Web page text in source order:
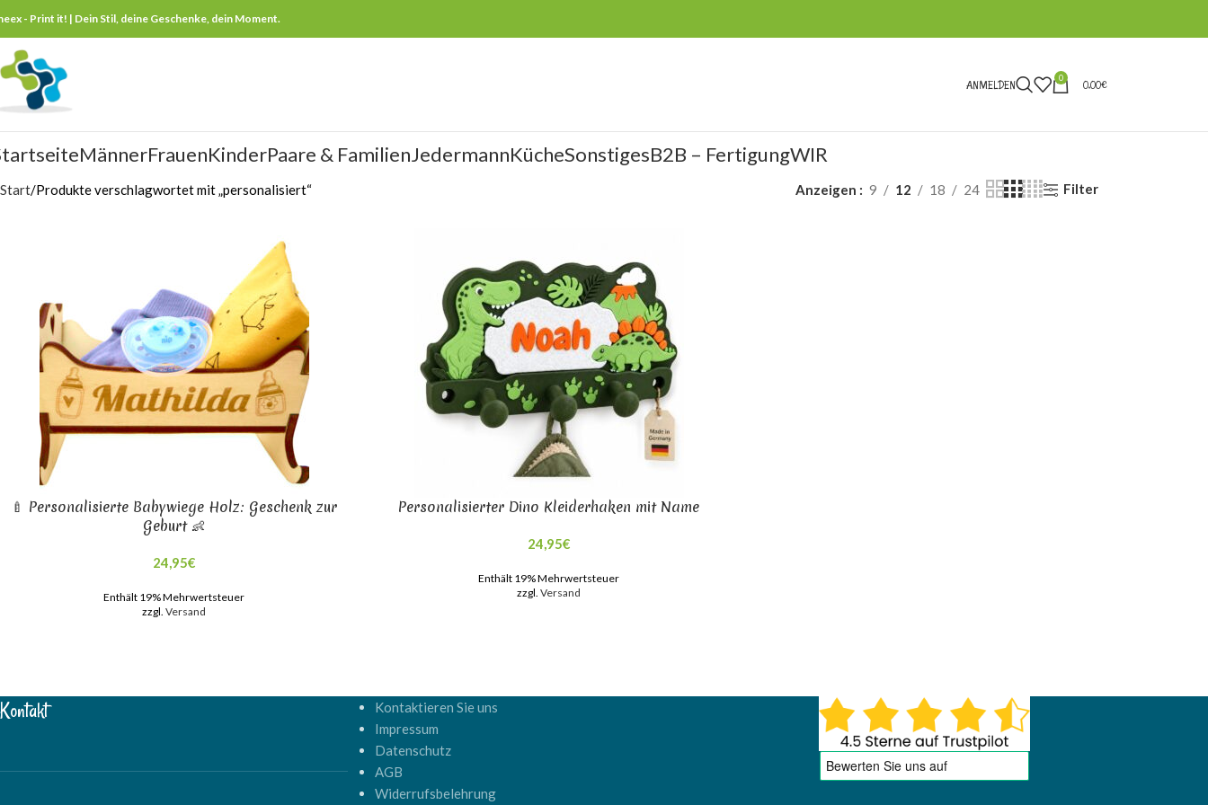
- Print it! | Dein Stil, deine Geschenke, dein Moment.
ANMELDEN 0 0,00€
MännerFrauenKinderPaare & FamilienJedermannKücheSonstigesB2B – FertigungWIR
Start Produkte verschlagwortet mit „personalisiert“ Anzeigen 9 12 18 24 Filter
🍼 Personalisierte Babywiege Holz: Geschenk zur
Geburt 👶
24,95€
Enthält 19% Mehrwertsteuer
zzgl.Versand
Personalisierter Dino Kleiderhaken mit Name
24,95€
Enthält 19% Mehrwertsteuer
zzgl.Versand
Kontakt
Kontaktieren Sie uns
Impressum
Datenschutz
AGB
Widerrufsbelehrung